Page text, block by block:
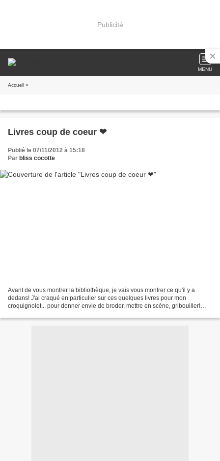
Publicité
MENU
Accueil »
Livres coup de coeur ❤
Publié le 07/11/2012 à 15:18
Par bliss cocotte
Avant de vous montrer la bibliothèque, je vais vous montrer ce qu'il y a
dedans! J'ai craqué en particulier sur ces quelques livres pour mon
croquignolet... pour donner envie de broder, mettre en scène, gribouiller!